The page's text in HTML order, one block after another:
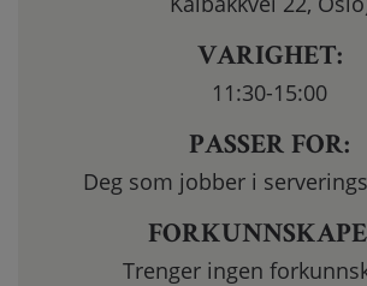
VARIGHET:
11:30-15:00
PASSER FOR:
Deg som jobber i
Trenger ingen